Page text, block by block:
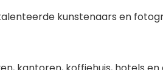
kunstenaars en